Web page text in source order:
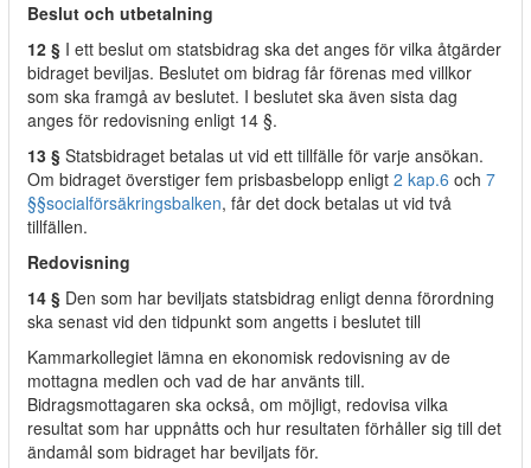
Beslut och utbetalning
12 § I ett beslut om statsbidrag ska det anges för vilka åtgärder
bidraget beviljas. Beslutet om bidrag får förenas med villkor
som ska framgå av beslutet. I beslutet ska även sista dag
anges för redovisning enligt 14 §.
13 § Statsbidraget betalas ut vid ett tillfälle för varje ansökan.
Om bidraget överstiger fem prisbasbelopp enligt 2 kap.6 och 7
§§socialförsäkringsbalken, får det dock betalas ut vid två
tillfällen.
Redovisning
14 § Den som har beviljats statsbidrag enligt denna förordning
ska senast vid den tidpunkt som angetts i beslutet till
Kammarkollegiet lämna en ekonomisk redovisning av de
mottagna medlen och vad de har använts till.
Bidragsmottagaren ska också, om möjligt, redovisa vilka
resultat som har uppnåtts och hur resultaten förhåller sig till det
ändamål som bidraget har beviljats för.